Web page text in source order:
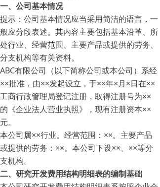
一、公司基本情况
提示：公司基本情况应当采用简洁的语言，一
般应分段表述。其内容主要包括基本沿革、所
处行业、经营范围、主要产品或提供的劳务、
分支机构等有关资料。
ABC有限公司（以下简称公司或本公司）系经
××批准，由××发起设立，于××年×月×日在××
工商行政管理局登记注册，取得注册号为××
的《企业法人营业执照》，现有注册资本××
元。
本公司属××行业。经营范围：××。主要产品
或提供的劳务：××。本公司下设××、××等分
支机构。
二、研究开发费用结构明细表的编制基础